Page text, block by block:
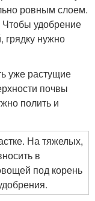
ровным слоем.
Чтобы удобрение
грядку нужно
уже растущие
почвы
полить и
На тяжелых,
в
под корень